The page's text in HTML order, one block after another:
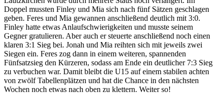
Doppel mussten Finley und Mia sich nach fünf Sätzen geschlagen
geben. Feres und Mia gewannen anschließend deutlich mit 3:0.
Finley hatte etwas Anlaufschwierigkeiten und musste seinem
Gegner gratulieren. Aber auch er steuerte anschließend noch einen
klaren 3:1 Sieg bei. Jonah und Mia reihten sich mit jeweils zwei
Siegen ein. Feres zog dann in einem weiteren, spannenden
Fünfsatzsieg den Kürzeren, sodass am Ende ein deutlicher 7:3 Sieg
zu verbuchen war. Damit bleibt die U15 auf einem stabilen achten
von zwölf Tabellenplätzen und hat die Chance in den nächsten
Wochen noch etwas nach oben zu klettern. Weiter so!